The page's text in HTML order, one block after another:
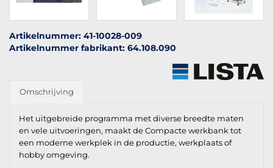
Artikelnummer: 41-10028-009
Artikelnummer fabrikant: 64.108.090
Omschrijving
Het uitgebreide programma met diverse breedte maten
en vele uitvoeringen, maakt de Compacte werkbank tot
een moderne werkplek in de productie, werkplaats of
hobby omgeving.